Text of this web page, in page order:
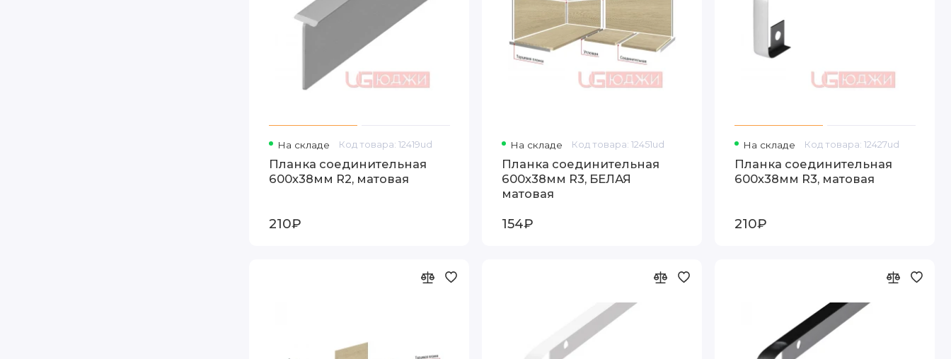
На складе Код товара: 12419ud
Планка соединительная
600х38мм R2, матовая
210₽
На складе Код товара: 12451ud
Планка соединительная
600х38мм R3, БЕЛАЯ
матовая
154₽
На складе Код товара: 12427ud
Планка соединительная
600х38мм R3, матовая
210₽